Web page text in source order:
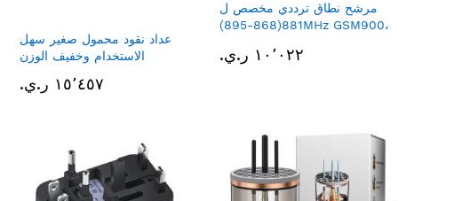
عداد نقود محمول صغير سهل
الاستخدام وخفيف الوزن
١٥٬٤٥٧ ر.ي.‏
مرشح نطاق ترددي مخصص ل
881(868-895)MHz GSM900،
واجهة SMA
١٠٬٠٢٢ ر.ي.‏